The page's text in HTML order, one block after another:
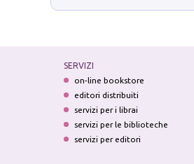
SERVIZI
on-line bookstore
editori distribuiti
servizi per i librai
servizi per le biblioteche
servizi per editori